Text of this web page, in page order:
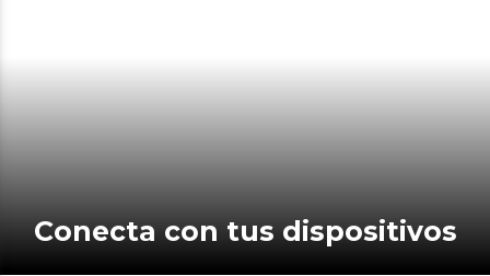
Conecta con tus dispositivos